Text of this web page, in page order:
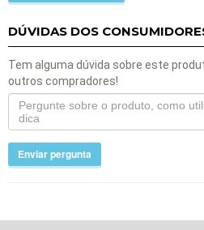
DÚVIDAS DOS
Tem alguma dúvida sobre este
outros compradores!
Enviar pergunta